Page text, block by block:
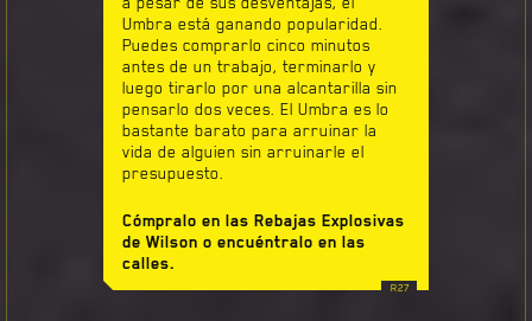
Umbra está ganando popularidad.
Puedes comprarlo cinco minutos
antes de un trabajo, terminarlo y
luego tirarlo por una alcantarilla sin
pensarlo dos veces. El Umbra es lo
bastante barato para arruinar la
vida de alguien sin arruinarle el
presupuesto.
Cómpralo en las Rebajas Explosivas
de Wilson o encuéntralo en las
calles.